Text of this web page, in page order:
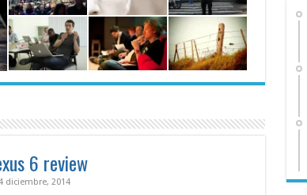
6 review
diciembre, 2014